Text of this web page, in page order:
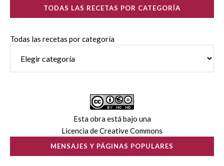
TODAS LAS RECETAS POR CATEGORÍA
Todas las recetas por categoría
Esta obra está bajo una
Licencia de Creative Commons
MENSAJES Y PÁGINAS POPULARES